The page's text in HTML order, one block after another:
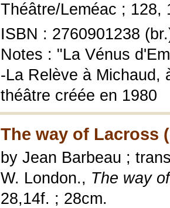
Théâtre/Leméac ; 128,
ISBN : 2760901238
Notes : "La Vénus
-La Relève à Michaud,
théâtre créée en 1980
The way of Lacross
by Jean Barbeau ;
W. London., The way
28,14f. ; 28cm.